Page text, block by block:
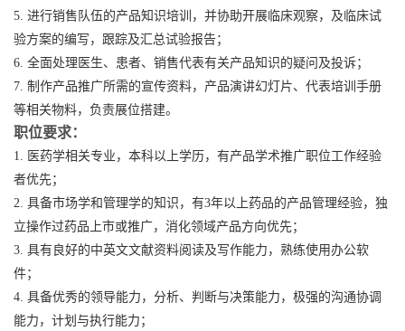
5. 进行销售队伍的产品知识培训，并协助开展临床观察，及临床试
验方案的编写，跟踪及汇总试验报告；
6. 全面处理医生、患者、销售代表有关产品知识的疑问及投诉；
7. 制作产品推广所需的宣传资料，产品演讲幻灯片、代表培训手册
等相关物料，负责展位搭建。
职位要求：
1. 医药学相关专业，本科以上学历，有产品学术推广职位工作经验
者优先；
2. 具备市场学和管理学的知识，有3年以上药品的产品管理经验，独
立操作过药品上市或推广，消化领域产品方向优先；
3. 具有良好的中英文文献资料阅读及写作能力，熟练使用办公软
件；
4. 具备优秀的领导能力，分析、判断与决策能力，极强的沟通协调
能力，计划与执行能力；